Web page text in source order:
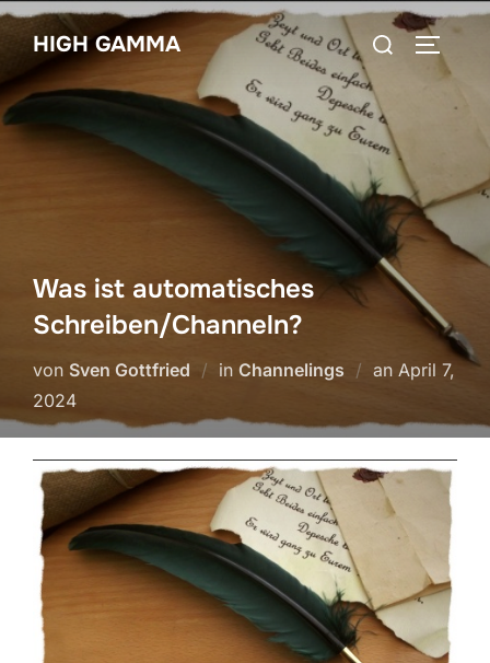
Zum
Inhalt
springen
HIGH GAMMA
Suchen
nach:
Was ist automatisches
Schreiben/Channeln?
von Sven Gottfried in Channelings an April 7,
2024